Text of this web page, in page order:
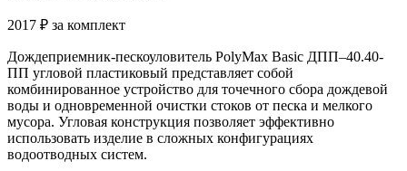
2017 ₽ за комплект
Дождеприемник-пескоуловитель PolyMax Basic ДПП–40.40-
ПП угловой пластиковый представляет собой
комбинированное устройство для точечного сбора дождевой
воды и одновременной очистки стоков от песка и мелкого
мусора. Угловая конструкция позволяет эффективно
использовать изделие в сложных конфигурациях
водоотводных систем.